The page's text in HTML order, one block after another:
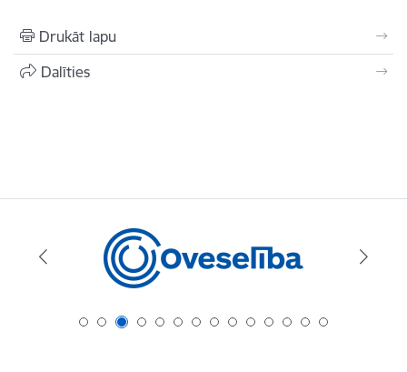
Drukāt lapu
Dalīties